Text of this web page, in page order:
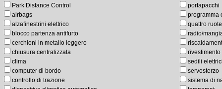
Park Distance Control
airbags
alzafinestrini elettrico
blocco partenza antifurto
cerchioni in metallo leggero
chiusura centralizzata
clima
computer di bordo
controllo di trazione
portapacchi
programma
quattro
radio/
sedili
servosterzo
sistema di